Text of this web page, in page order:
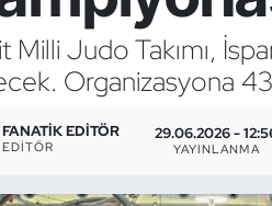
Milli Judo Takımı,
Organizasyona
FANATIK EDITÖR
EDITÖR
29.06.2026 -
YAYINLANMA
Dart